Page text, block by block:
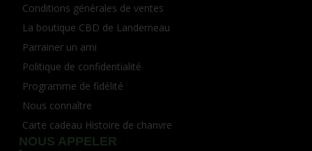
Conditions générales de ventes
La boutique CBD de Landerneau
Parrainer un ami
Politique de confidentialité
Programme de fidélité
Nous connaître
Carte cadeau Histoire de chanvre
NOUS APPELER